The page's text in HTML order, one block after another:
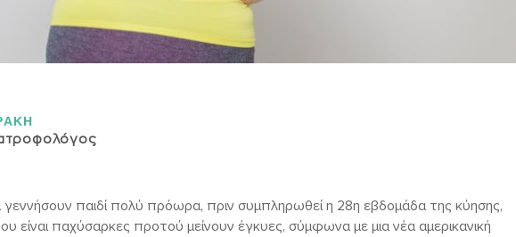
γεννήσουν παιδί πολύ πρόωρα, πριν συμπληρωθεί η 28η εβδομάδα της κύησης,
είναι παχύσαρκες προτού μείνουν έγκυες, σύμφωνα με μια νέα αμερικανική